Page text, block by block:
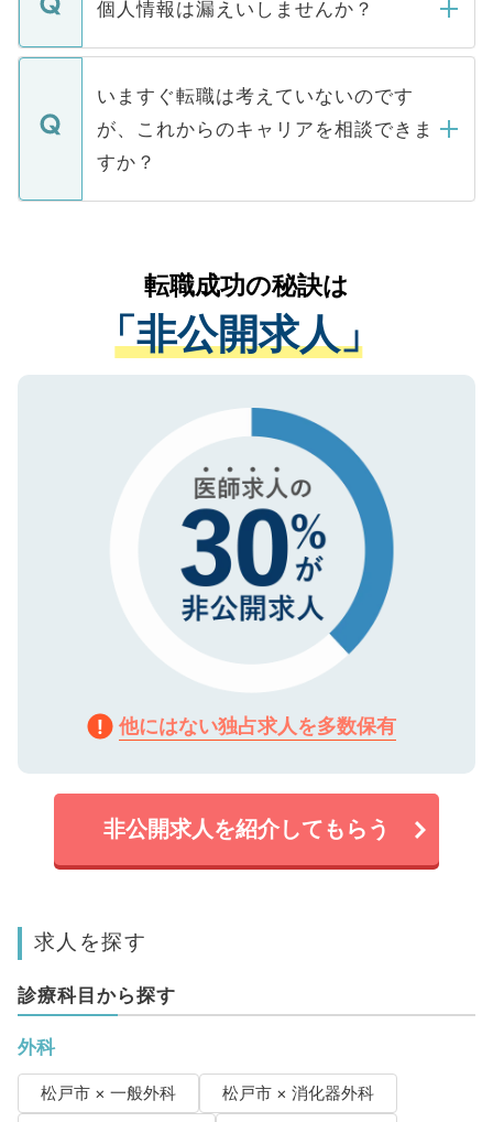
■応募殺到を避けるため 人気のある医療機
関を公にしてしまうと、応募が殺到する場
に、医療機関が求める条件に合った人材の
みを人材紹介会社に依頼するケースが増え
ています。
定を承諾する必要はありません。内定先へ
の辞退の連絡はキャリアパートナーが行い
個人情報は漏えいしませんか？
個人情報が漏えいすることはありませんの
で、ご安心ください。当サイトからの登録
などで収集したご登録者様の個人情報は、
ご本人のキャリアアップおよび転職活動の
支援を目的に使用いたします。お預かりし
ているすべての個人データはご本人の許可
は、個人情報の取り扱いについての厳密な
管理基準を満たした事業者のみに付与され
る、プライバシーマークを取得済みです。
で、機密保持に関してもご安心ください。
いますぐ転職は考えていないのです
が、これからのキャリアを相談できま
すか？
かがいして、現在の医療機関の状況や紹介
経験をまじえながら、適切なアドバイスを
させていただきます。すぐにご転職をされ
ない方には、長期的なサポートが可能です
ので、まずはご登録ください。
転職成功の秘訣は
「非公開求人」
他にはない独占求人を多数保有
非公開求人を紹介してもらう
求人を探す
診療科目から探す
外科
松戸市 × 一般外科
松戸市 × 消化器外科